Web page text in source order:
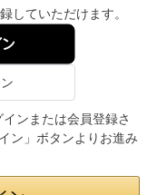
していただけます。
ンまたは会員登録さ
ン」ボタンよりお進み